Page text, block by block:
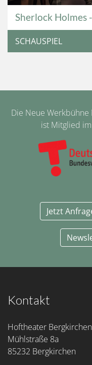
Sherlock Holmes
SCHAUSPIEL
Die Neue
ist Mitglied
Jetzt
Kontakt
Hoftheater Bergkirchen
Mühlstraße 8a
85232 Bergkirchen